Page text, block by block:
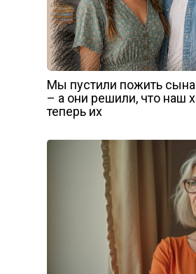
Мы пустили пожить сына
– а они решили, что наш
теперь их